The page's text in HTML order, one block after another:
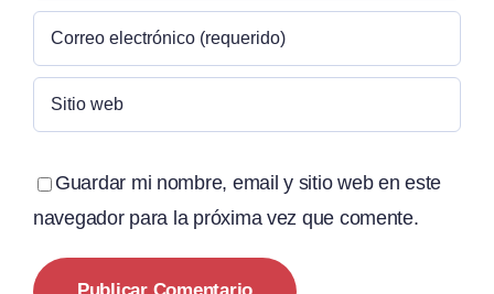
Guardar mi nombre, email y sitio web en este
navegador para la próxima vez que comente.